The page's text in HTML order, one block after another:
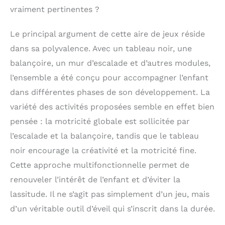
un filet d'escalade, un mur d'escalade,
suspendue, des anneaux de gymnastique
et une barre de singe. Ces accessoires
offrent de multiples façons de jouer,
enrichissant le quotidien et stimulant la
motricité et la créativité des jeunes
Les Maisons Modernes】:Pliable Aire de
Jeux intérieure Idéal pour les familles
modernes, son design pliable unique
prend très peu de place, ce qui le rend
adapté à toutes les chambres d'enfants.
Il offre aux parents une solution
d'activités sans encombrement,
parfaitement adaptée à la vie de famille
actuelle 【Performances de Sécurité et
Bois Naturel】:Aire de Jeux intérieure en
conformité aux normes CE et sa
vraiment pertinentes ?
Le principal argument de cette aire de jeux réside
dans sa polyvalence. Avec un tableau noir, une
balançoire, un mur d’escalade et d’autres modules,
l’ensemble a été conçu pour accompagner l’enfant
dans différentes phases de son développement. La
variété des activités proposées semble en effet bien
pensée : la motricité globale est sollicitée par
l’escalade et la balançoire, tandis que le tableau
noir encourage la créativité et la motricité fine.
Cette approche multifonctionnelle permet de
renouveler l’intérêt de l’enfant et d’éviter la
lassitude. Il ne s’agit pas simplement d’un jeu, mais
d’un véritable outil d’éveil qui s’inscrit dans la durée.